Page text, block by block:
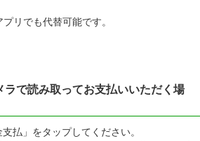
リでも代替可能です。
ラで読み取ってお支払いいただく場
払」をタップしてください。